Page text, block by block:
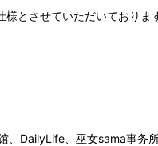
とさせていただいておりま
DailyLife、巫女sama事务